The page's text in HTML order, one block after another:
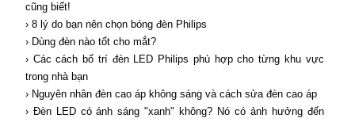
cũng biết!
› 8 lý do bạn nên chọn bóng đèn Philips
› Dùng đèn nào tốt cho mắt?
› Các cách bố trí đèn LED Philips phù hợp cho từng khu vực
trong nhà bạn
› Nguyên nhân đèn cao áp không sáng và cách sửa đèn cao áp
› Đèn LED có ánh sáng "xanh" không? Nó có ảnh hưởng đến